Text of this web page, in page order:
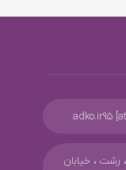
adko.ir95
رشت ، خیابان